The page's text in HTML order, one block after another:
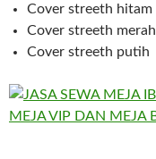
Cover streeth hitam
Cover streeth merah
Cover streeth putih